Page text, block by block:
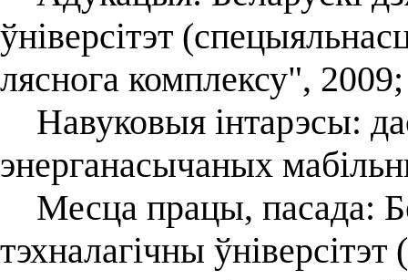
ўніверсітэт
ляснога комплексу",
Навуковыя інтарэсы:
энерганасычаных
Месца працы, пасада:
тэхналагічны